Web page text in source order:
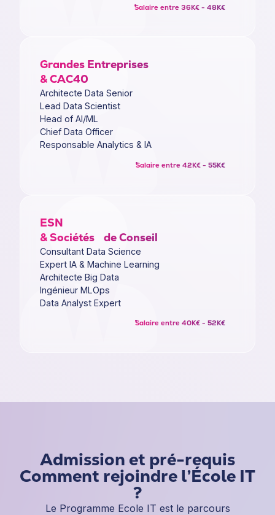
Salaire entre 36K€ - 48K€
Grandes Entreprises
& CAC40
Architecte Data Senior
Lead Data Scientist
Head of AI/ML
Chief Data Officer
Responsable Analytics & IA
Salaire entre 42K€ - 55K€
ESN
& Sociétés de Conseil
Consultant Data Science
Expert IA & Machine Learning
Architecte Big Data
Ingénieur MLOps
Data Analyst Expert
Salaire entre 40K€ - 52K€
Admission et pré-requis
Comment rejoindre l’École IT
?
Le Programme Ecole IT est le parcours